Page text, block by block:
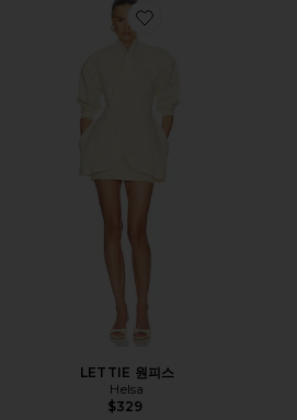
Favorite LETTIE 원피스
LETTIE 원피스
Helsa
$329